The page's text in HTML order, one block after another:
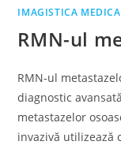
IMAGISTICA
RMN-ul
RMN-ul
diagnostic
metastazelor
invazivă utilizează